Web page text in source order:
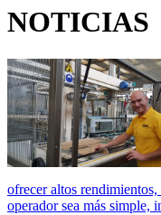
NOTICIAS
ofrecer altos
operador sea más simple,